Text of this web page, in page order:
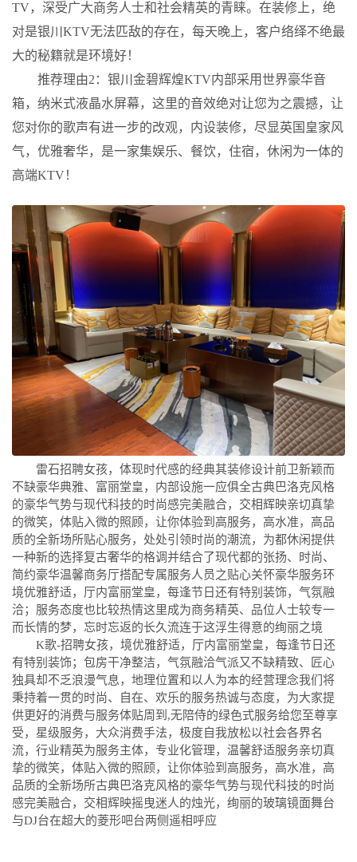
TV，深受广大商务人士和社会精英的青睐。在装修上，绝
对是银川KTV无法匹敌的存在，每天晚上，客户络绎不绝最
大的秘籍就是环境好！
推荐理由2：银川金碧辉煌KTV内部采用世界豪华音
箱，纳米式液晶水屏幕，这里的音效绝对让您为之震撼，让
您对你的歌声有进一步的改观，内设装修，尽显英国皇家风
气，优雅奢华，是一家集娱乐、餐饮，住宿，休闲为一体的
高端KTV！
雷石招聘女孩，体现时代感的经典其装修设计前卫新颖而
不缺豪华典雅、富丽堂皇，内部设施一应俱全古典巴洛克风格
的豪华气势与现代科技的时尚感完美融合，交相辉映亲切真挚
的微笑，体贴入微的照顾，让你体验到高服务，高水准，高品
质的全新场所贴心服务，处处引领时尚的潮流，为都休闲提供
一种新的选择复古奢华的格调并结合了现代都的张扬、时尚、
简约豪华温馨商务厅搭配专属服务人员之贴心关怀豪华服务环
境优雅舒适，厅内富丽堂皇，每逢节日还有特别装饰，气氛融
洽；服务态度也比较热情这里成为商务精英、品位人士较专一
而长情的梦，忘时忘返的长久流连于这浮生得意的绚丽之境
K歌-招聘女孩，境优雅舒适，厅内富丽堂皇，每逢节日还
有特别装饰；包房干净整洁，气氛融洽气派又不缺精致、匠心
独具却不乏浪漫气息，地理位置和以人为本的经营理念我们将
秉持着一贯的时尚、自在、欢乐的服务热诚与态度，为大家提
供更好的消费与服务体贴周到,无陪侍的绿色式服务给您至尊享
受，星级服务，大众消费手法，极度自我放松以社会各界名
流，行业精英为服务主体，专业化管理，温馨舒适服务亲切真
挚的微笑，体贴入微的照顾，让你体验到高服务，高水准，高
品质的全新场所古典巴洛克风格的豪华气势与现代科技的时尚
感完美融合，交相辉映摇曳迷人的烛光，绚丽的玻璃镜面舞台
与DJ台在超大的菱形吧台两侧遥相呼应